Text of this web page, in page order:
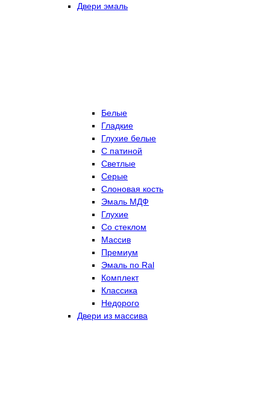
Двери эмаль
Белые
Гладкие
Глухие белые
С патиной
Светлые
Серые
Слоновая кость
Эмаль МДФ
Глухие
Со стеклом
Массив
Премиум
Эмаль по Ral
Комплект
Классика
Недорого
Двери из массива